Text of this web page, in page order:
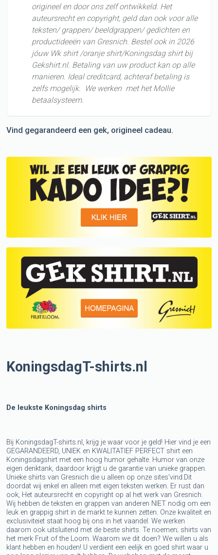
origineel en door ons zelf ontwikkeld. Het
auteursrecht en copyright, geld dan ook voor alle
teksten/ grappen/ beeldgrappen/ gedichten en
productideeën van Gresnich. Bestel ook in 2026
jóuw Wk shirt /oranje shirt/Koningsdag shirt bij
Gekshirt.nl. Betaling van uw product kan op alle
manieren. Ideal creditcard, achteraf betaling is
zelfs mogelijk. We werken met het Mollie
betaalsysteem.
Vind gegarandeerd een gek, origineel cadeau.
KoningsdagT-shirts.nl
De leukste Koningsdag shirts
Bij KoningsdagT-shirts.nl, krijg je waar voor je geld! Hier vind je een
GEGARANDEERD, UNIEK en KWALITATIEF PERFECT shirt een
Koningsdagshirt met een hoog humor gehalte. Humor van onze
eigen denktank, daardoor krijgt u de garantie van unieke grappen.
Unieke shirts van Gresnich die u alleen op onze sites’vind.Dit
doordat wij enkel en alleen met eigen teksten werken. Er rust dan
ook, Het auteursrecht en copyright op al het werk van Gresnich.
Wij hebben de teksten en grappen van anderen NIET nodig om een
leuk en grappig shirt in de markt te kunnen zetten. Onze kwaliteit en
exclusiviteiet staat hoog bij ons in het vaandel. We werken
daarom ook uitsluitend met de beste shirts. Te noemen; shirts van
het merk Fruit of the Loom. Waarom we dit doen? We willen u als
klant hebben en houden! U verdient een eelijk en goed shirt waar u